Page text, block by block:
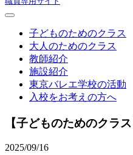
子どものためのクラス
大人のためのクラス
教師紹介
施設紹介
東京バレエ学校の活動
入校をお考えの方へ
【子どものためのクラ
2025/09/16